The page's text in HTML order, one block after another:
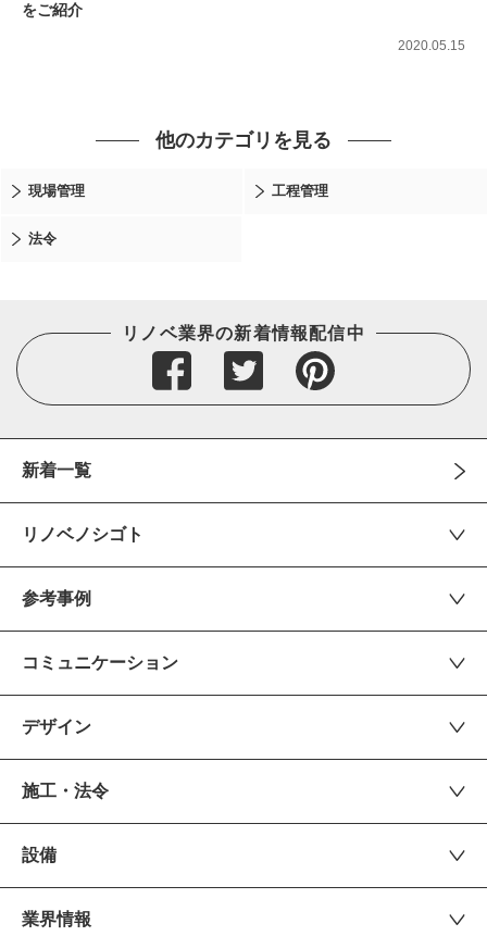
をご紹介
2020.05.15
他のカテゴリを見る
現場管理 工程管理
法令
リノベ業界の新着情報配信中
新着一覧
リノベノシゴト
参考事例
コミュニケーション
デザイン
施工・法令
設備
業界情報